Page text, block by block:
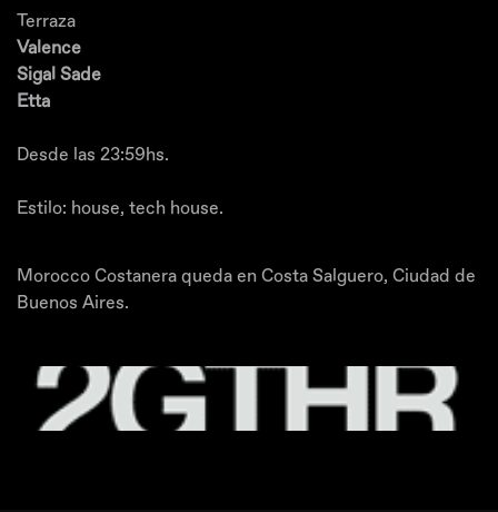
Terraza
Valence
Sigal Sade
Etta
Desde las 23:59hs.
Estilo: house, tech house.
Morocco Costanera queda en Costa Salguero, Ciudad de
Buenos Aires.